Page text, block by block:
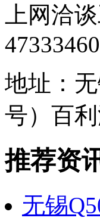
上网洽
地址：
号）百
推荐资
无锡